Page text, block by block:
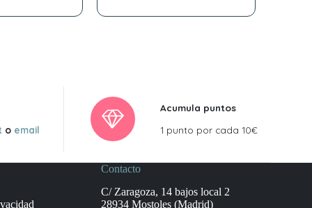
era:
es:
o email
Acumula puntos
1 punto por cada 10€
Contacto
C/ Zaragoza, 14 bajos local 2
28934 Mostoles (Madrid)